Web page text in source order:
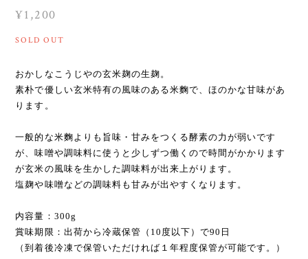
¥1,200
SOLD OUT
おかしなこうじやの玄米麹の生麹。
素朴で優しい玄米特有の風味のある米麴で、ほのかな甘味があ
ります。
一般的な米麴よりも旨味・甘みをつくる酵素の力が弱いです
が、味噌や調味料に使うと少しずつ働くので時間がかかります
が玄米の風味を生かした調味料が出来上がります。
塩麹や味噌などの調味料も甘みが出やすくなります。
内容量：300g
賞味期限：出荷から冷蔵保管（10度以下）で90日
（到着後冷凍で保管いただければ１年程度保管が可能です。）